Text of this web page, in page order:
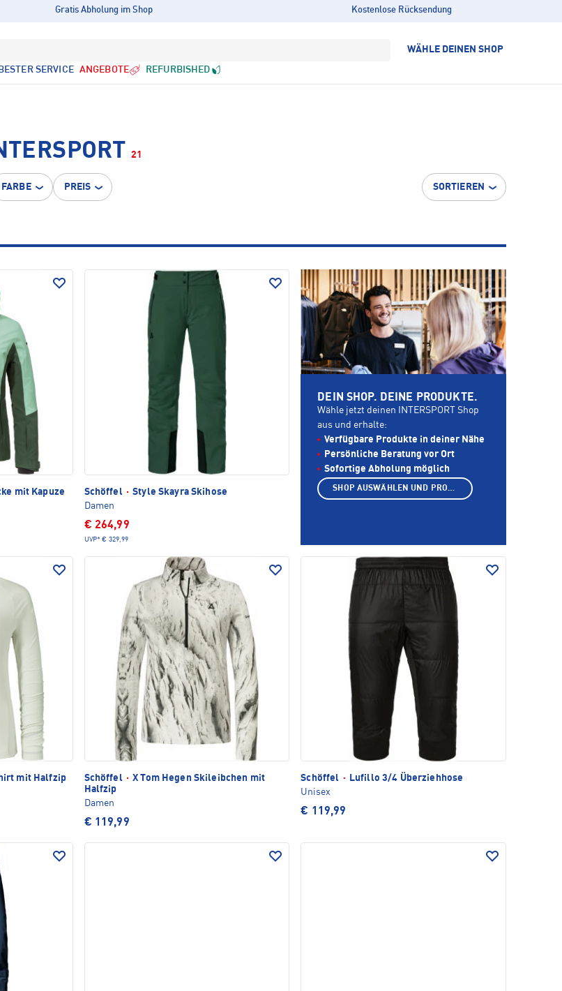
Gratis Abholung im Shop Kostenlose Rücksendung
WÄHLE DEINEN SHOP
BESTER SERVICE ANGEBOTE REFURBISHED
21
FARBE PREIS SORTIEREN
mit Kapuze
Schöffel · Style Skayra Skihose
Damen
€ 264,99
UVP* € 329,99
mit Halfzip
Schöffel · X Tom Hegen Skileibchen mit
Halfzip
Damen
€ 119,99
Schöffel ·
Lufillo 3/4 Überziehhose
Unisex
€ 119,99
DEIN SHOP. DEINE PRODUKTE.
Wähle jetzt deinen INTERSPORT Shop
aus und erhalte:
Verfügbare Produkte in deiner Nähe
Persönliche Beratung vor Ort
Sofortige Abholung möglich
SHOP AUSWÄHLEN UND PRODUKTE ANZEIGEN